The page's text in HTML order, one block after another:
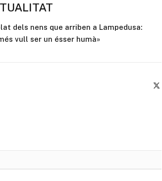
dels nens que arriben a Lampedusa:
vull ser un ésser humà»